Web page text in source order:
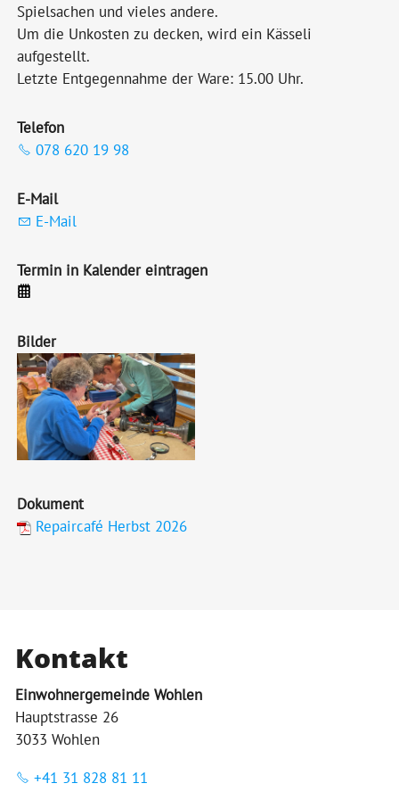
Spielsachen und vieles andere.
Um die Unkosten zu decken, wird ein Kässeli
aufgestellt.
Letzte Entgegennahme der Ware: 15.00 Uhr.
Telefon
078 620 19 98
E-Mail
E-Mail
Termin in Kalender eintragen
Bilder
Dokument
Repaircafé Herbst 2026
Kontakt
Einwohnergemeinde Wohlen
Hauptstrasse 26
3033 Wohlen
+41 31 828 81 11